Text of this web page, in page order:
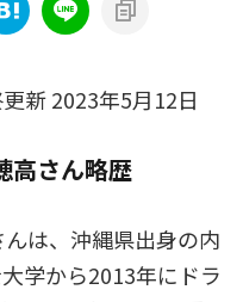
新 2023年5月12日
高さん略歴
は、沖縄県出身の内
学から2013年にドラ